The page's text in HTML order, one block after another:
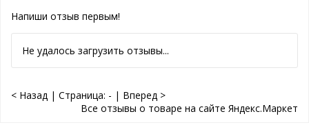
Напиши отзыв первым!
Не удалось загрузить отзывы...
< Назад | Страница: - | Вперед >
Все отзывы о товаре на сайте Яндекс.Маркет